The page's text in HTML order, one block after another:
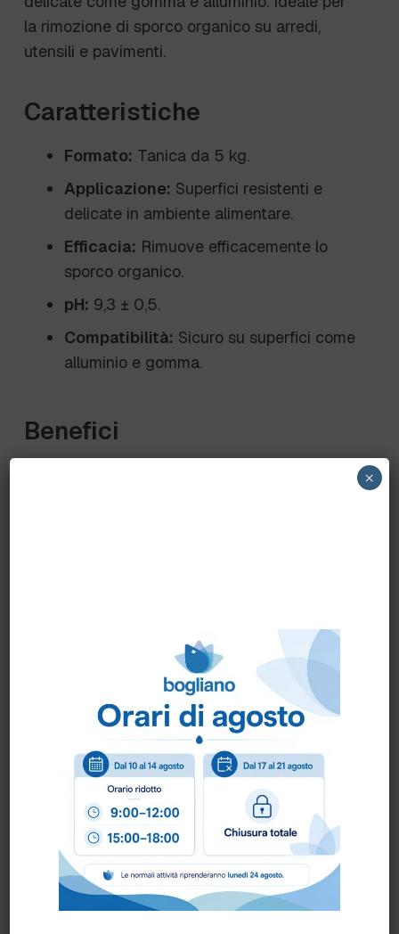
la rimozione di sporco organico su arredi,
utensili e pavimenti.
Caratteristiche
Formato: Tanica da 5 kg.
Applicazione: Superfici resistenti e
delicate in ambiente alimentare.
Efficacia: Rimuove efficacemente lo
sporco organico.
pH: 9,3 ± 0,5.
Compatibilità: Sicuro su superfici come
alluminio e gomma.
Benefici
Formulazione priva di alcali e
Facile da applicare e
risciacquare.
Consigli d'Uso
Diluire il prodotto tra il 3% e il 5% (300
ml – 500 ml in 10 L di acqua).
Applicare la soluzione sulla superficie da
pulire.
×